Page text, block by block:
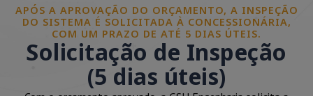
APÓS A APROVAÇÃO DO ORÇAMENTO, A INSPEÇÃO
DO SISTEMA É SOLICITADA À CONCESSIONÁRIA,
COM UM PRAZO DE ATÉ 5 DIAS ÚTEIS.
Solicitação de Inspeção
(5 dias úteis)